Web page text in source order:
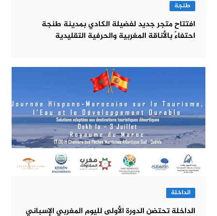
طنجة
افتتاح متجر جديد لفضيلة الكادي بمدينة طنجة
احتفاءً بالأناقة المغربية والحرفية التقليدية
الداخلة
الداخلة تحتضن الدورة الأولى لليوم المغربي الإسباني